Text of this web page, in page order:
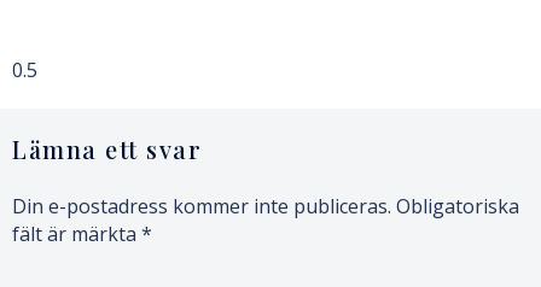
Lämna ett svar
Din e-postadress kommer inte publiceras. Obligatoriska
fält är märkta *